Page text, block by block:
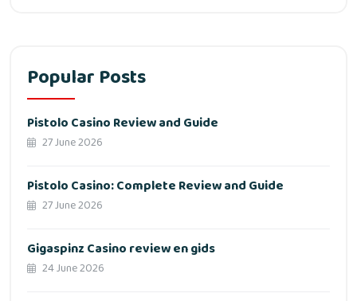
Popular Posts
Pistolo Casino Review and Guide
27 June 2026
Pistolo Casino: Complete Review and Guide
27 June 2026
Gigaspinz Casino review en gids
24 June 2026